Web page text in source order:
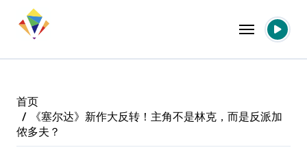
首页
《塞尔达》新作大反转！主角不是林克，而是反派加
侬多夫？